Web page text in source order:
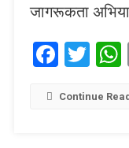
जागरूकता
Continue